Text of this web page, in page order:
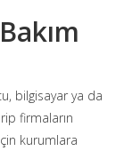
bilgisayar ya da
firmaların
kurumlara